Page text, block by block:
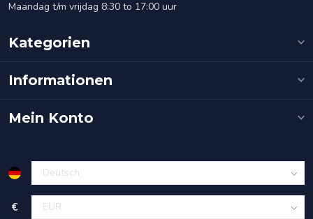
Maandag t/m vrijdag 8:30 to 17:00 uur
Kategorien
Informationen
Mein Konto
€